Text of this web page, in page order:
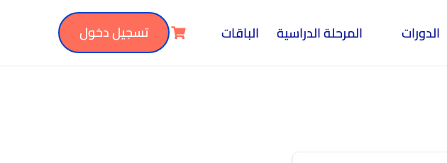
الدورات المرحلة الدراسية الباقات تسجيل دخول